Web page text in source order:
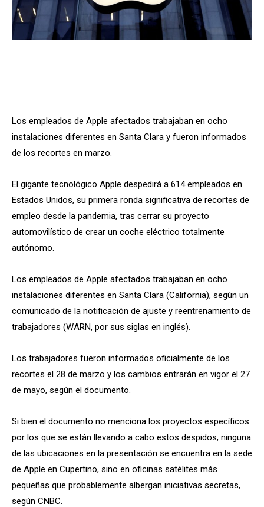
Los empleados de Apple afectados trabajaban en ocho
instalaciones diferentes en Santa Clara y fueron informados
de los recortes en marzo.
El gigante tecnológico Apple despedirá a 614 empleados en
Estados Unidos, su primera ronda significativa de recortes de
empleo desde la pandemia, tras cerrar su proyecto
automovilístico de crear un coche eléctrico totalmente
autónomo.
Los empleados de Apple afectados trabajaban en ocho
instalaciones diferentes en Santa Clara (California), según un
comunicado de la notificación de ajuste y reentrenamiento de
trabajadores (WARN, por sus siglas en inglés).
Los trabajadores fueron informados oficialmente de los
recortes el 28 de marzo y los cambios entrarán en vigor el 27
de mayo, según el documento.
Si bien el documento no menciona los proyectos específicos
por los que se están llevando a cabo estos despidos, ninguna
de las ubicaciones en la presentación se encuentra en la sede
de Apple en Cupertino, sino en oficinas satélites más
pequeñas que probablemente albergan iniciativas secretas,
según CNBC.